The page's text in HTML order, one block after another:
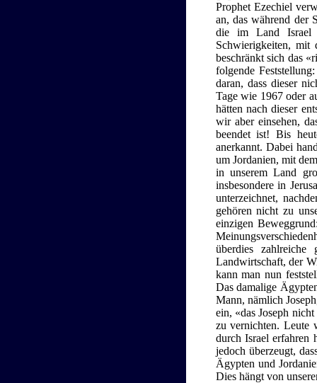
Prophet Ezechiel
an, das während der
die im Land Israel
Schwierigkeiten, mit
beschränkt sich das
folgende
daran, dass dieser
Tage wie 1967 oder
hätten nach dieser
wir aber einsehen,
beendet ist! Bis
anerkannt. Dabei
um Jordanien, mit
in unserem Land
insbesondere in
unterzeichnet,
gehören nicht zu
einzigen
überdies
Landwirtschaft, der
kann man nun
Das damalige
Mann, nämlich
ein, «das Joseph
zu vernichten. Leute
durch Israel erfahren
jedoch überzeugt,
Ägypten und
Dies hängt von